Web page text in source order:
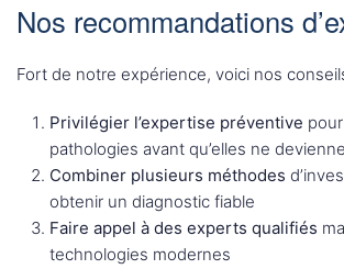
Nos recommandations
Fort de notre expérience, voici nos
Privilégier l’expertise préventive
pathologies avant qu’elles ne
Combiner plusieurs méthodes
obtenir un diagnostic fiable
Faire appel à des experts qualifiés
technologies modernes